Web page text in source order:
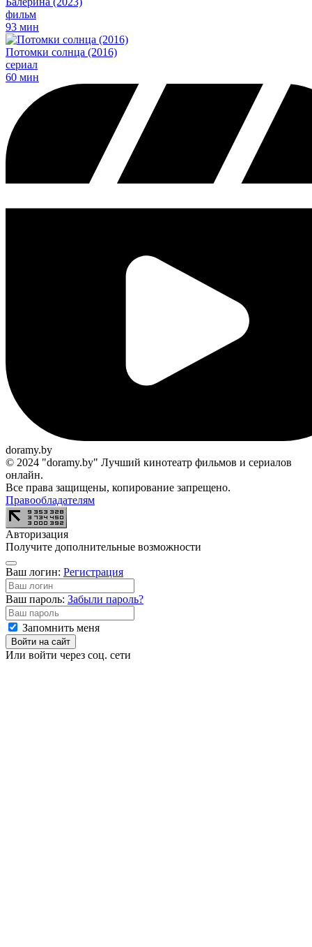
фильм
93 мин
Потомки солнца (2016)
сериал
60 мин
doramy.by
© 2024 "doramy.by" Лучший кинотеатр фильмов и сериалов
онлайн.
Все права защищены, копирование запрещено.
Правообладателям
Авторизация
Получите дополнительные возможности
Ваш логин: Регистрация
Ваш пароль: Забыли пароль?
Запомнить меня
Войти на сайт
Или войти через соц. сети